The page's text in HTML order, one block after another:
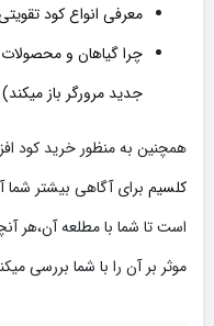
معرفی انواع کود
چرا گیاهان و محصولات
جدید مرورگر باز میکند)
همچنین به منظور خرید کود
کلسیم برای آگاهی بیشتر شما
است تا شما با مطلعه آن،هر
موثر بر آن را با شما بررسی